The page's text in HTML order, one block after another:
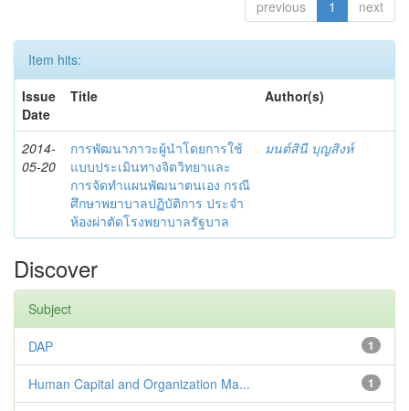
previous 1 next
Item hits:
Issue
Date
Title Author(s)
2014-
05-20
การพัฒนาภาวะผู้นำโดยการใช้
แบบประเมินทางจิตวิทยาและ
การจัดทำแผนพัฒนาตนเอง กรณี
ศึกษาพยาบาลปฏิบัติการ ประจำ
ห้องผ่าตัดโรงพยาบาลรัฐบาล
มนต์สินี บุญสิงห์
Discover
Subject
1
DAP
1
Human Capital and Organization Ma...